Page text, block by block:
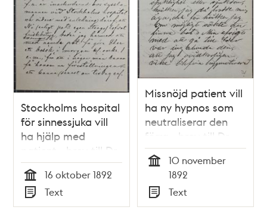
Stockholms hospital
för sinnessjuka vill
ha hjälp med
patient - brev till Dr
Nyström 1892
Tid
16 oktober 1892
Typ
Text
Missnöjd patient vill
ha ny hypnos som
neutraliserar den
förra - brev till Dr
Nyström 1892
10 november
1892
Typ
Text